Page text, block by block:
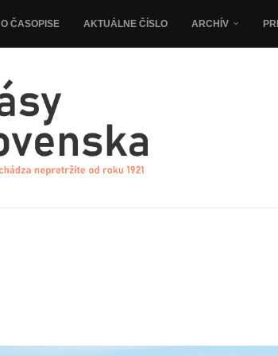
O ČASOPISE AKTUÁLNE ČÍSLO ARCHÍV